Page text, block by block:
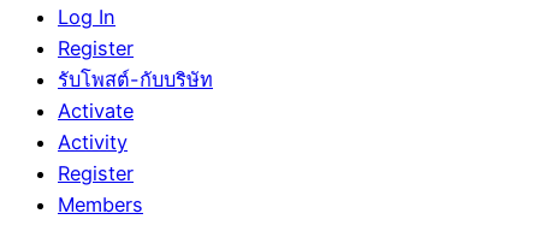
Log In
Register
รับโพสต์-กับบริษัท
Activate
Activity
Register
Members